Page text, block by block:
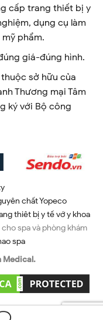
cấp trang thiết bị y
dụng cụ làm
phẩm.
giá-đúng hình.
sở hữu của
Thương mại Tâm
ký với Bộ công
chất Yopeco
thiêt bị y tế vớ y khoa
spa và phòng khám
spa
Medical.